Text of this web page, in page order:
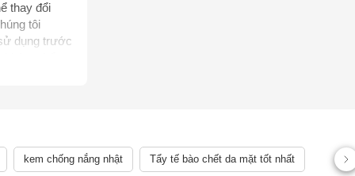
thay đổi
tôi
dụng trước
kem chống nắng nhật Tẩy tế bào chết da mặt tốt nhất